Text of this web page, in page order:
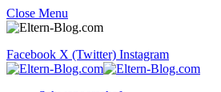
Close Menu
Facebook X (Twitter) Instagram